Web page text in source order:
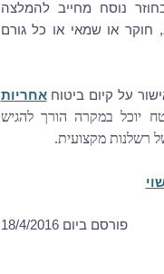
נוסח מחייב להמלצה
חוקר או שמאי או כל גורם
על קיום ביטוחאחריות
יוכל במקרה הורך להגיש
רשלנות מקצועית.
פורסם ביום 18/4/2016